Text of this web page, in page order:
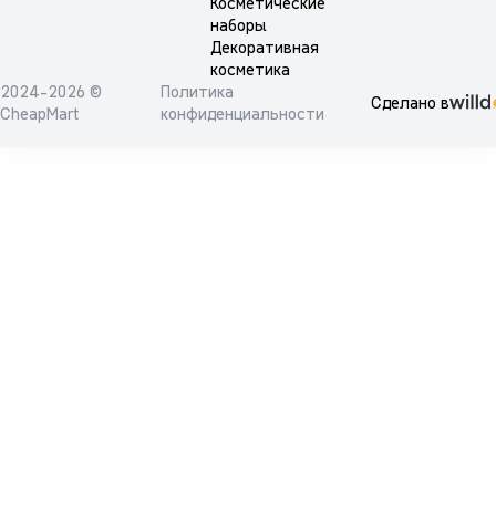
наборы
Декоративная
косметика
2024-2026 ©
CheapMart
Политика
конфиденциальности
Сделано в